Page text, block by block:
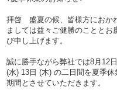
拝啓 盛夏の候、皆様方におか
ましては益々ご健勝のこととお
び申し上げます。
誠に勝手ながら弊社では8月12日
(水) 13日 (木) の二日間を夏季休
期間とさせていただきます。